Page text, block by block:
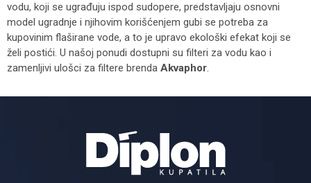
vodu, koji se ugrađuju ispod sudopere, predstavljaju osnovni
model ugradnje i njihovim korišćenjem gubi se potreba za
kupovinim flaširane vode, a to je upravo ekološki efekat koji se
želi postići. U našoj ponudi dostupni su filteri za vodu kao i
zamenljivi ulošci za filtere brenda Akvaphor.